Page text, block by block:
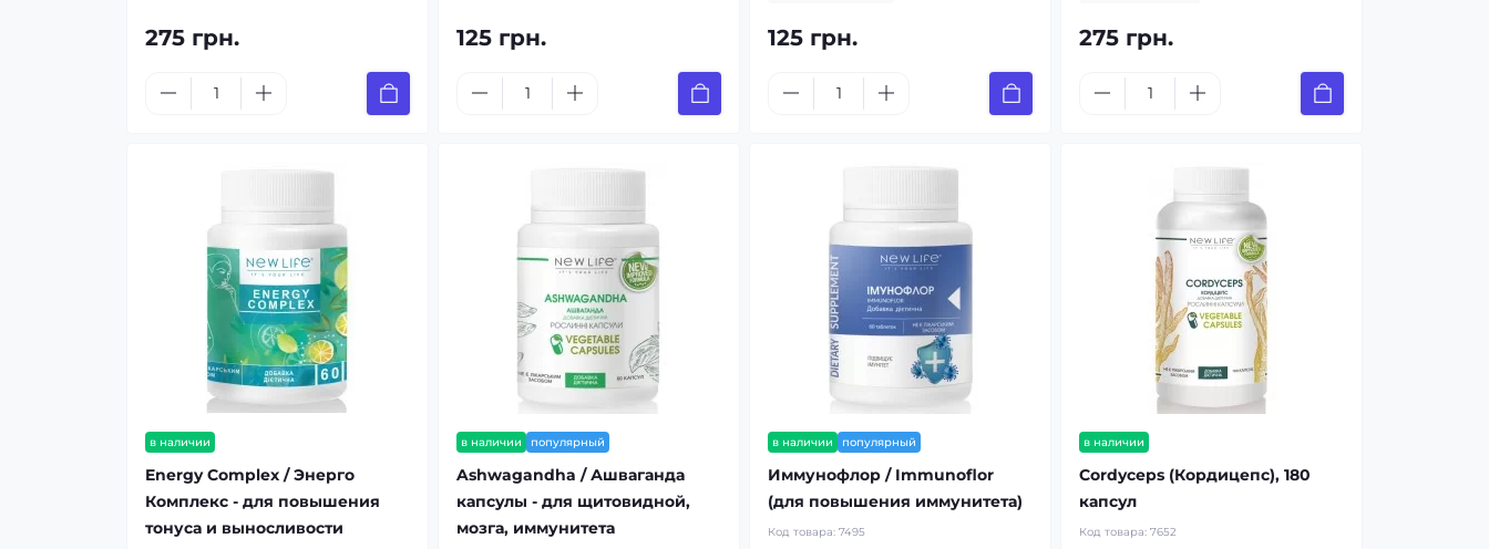
275 грн. 125 грн. 125 грн. 275 грн.
в наличии
Energy Complex / Энерго
Комплекс - для повышения
тонуса и выносливости
в наличии популярный
Ashwagandha / Ашваганда
капсулы - для щитовидной,
мозга, иммунитета
в наличии популярный
Иммунофлор / Immunoflor
(для повышения иммунитета)
Код товара: 7495
в наличии
Cordyceps (Кордицепс), 180
капсул
Код товара: 7652